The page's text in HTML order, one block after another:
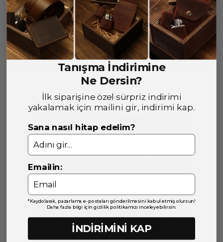
İade & Değişim
Yorumlar
Bu ürün için henüz yorum yapılmamış.
Tanışma İndirimine
Ne Dersin?
İlk siparişine özel sürpriz indirimi
yakalamak için mailini gir, indirimi kap.
Sana nasıl hitap edelim?
Emailin:
*Kaydolarak, pazarlama e-postaları gönderilmesini kabul etmiş olursun!
Daha fazla bilgi için gizlilik politikamızı inceleyebilirsin.
İNDİRİMİNİ KAP